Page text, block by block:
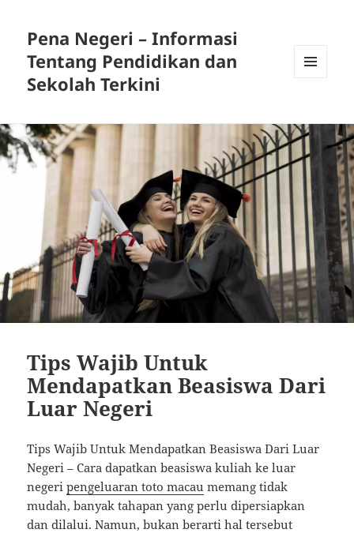
Pena Negeri – Informasi
Tentang Pendidikan dan
Sekolah Terkini
Tips Wajib Untuk
Mendapatkan Beasiswa Dari
Luar Negeri
Tips Wajib Untuk Mendapatkan Beasiswa Dari Luar
Negeri – Cara dapatkan beasiswa kuliah ke luar
negeripengeluaran toto macau memang tidak
mudah, banyak tahapan yang perlu dipersiapkan
dan dilalui. Namun, bukan berarti hal tersebut